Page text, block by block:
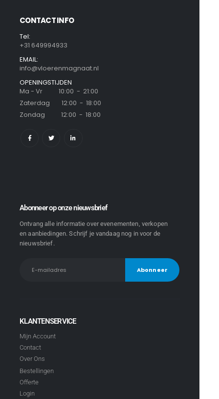
CONTACT INFO
Tel:
+31 649994933
EMAIL:
info@vloerenmagnaat.nl
OPENINGSTIJDEN
Ma - Vr 10:00 - 21:00
Zaterdag 12:00 - 18:00
Zondag 12:00 - 18:00
Abonneer op onze nieuwsbrief
Ontvang alle informatie over evenementen, verkopen
en aanbiedingen. Schrijf je vandaag nog in voor de
nieuwsbrief.
KLANTENSERVICE
Mijn Account
Contact
Over Ons
Bestellingen
Offerte
Login